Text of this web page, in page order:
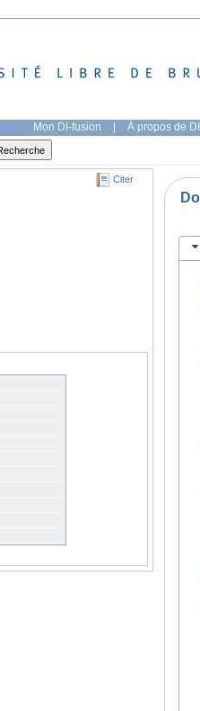
Mon DI-fusion | À propos de
Citer